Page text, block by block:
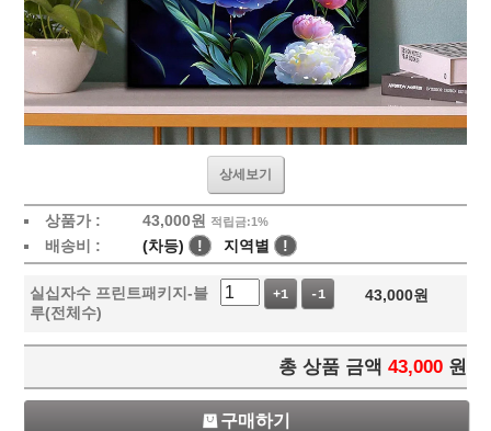
상세보기
상품가 : 43,000원 적립금:1%
배송비 : (차등) ! 지역별 !
실십자수 프린트패키지-블
루(전체수)
+1 -1 43,000원
총 상품 금액 43,000 원
구매하기